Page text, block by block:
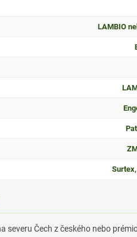
LAMBIO
severu Čech z českého nebo